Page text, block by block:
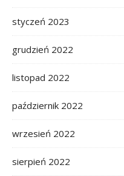
styczeń 2023
grudzień 2022
listopad 2022
październik 2022
wrzesień 2022
sierpień 2022